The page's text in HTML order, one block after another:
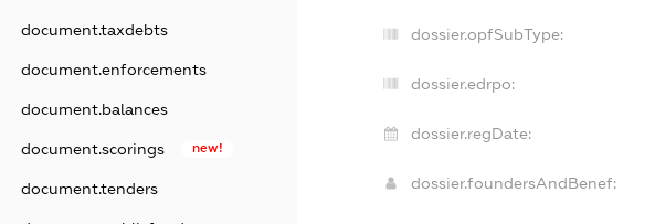
document.taxdebts
document.enforcements
document.balances
document.scorings new!
document.tenders
dossier.opfSubType:
dossier.edrpo:
dossier.regDate:
dossier.foundersAndBenef: